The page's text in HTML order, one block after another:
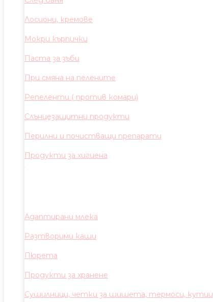
Лосиони, кремове
Мокри кърпички
Паста за зъби
При смяна на пелените
Репеленти ( против комари)
Слънцезащитни продукти
Перилни и почистващи препарати
Продукти за хигиена
Адаптирани млека
Разтворими каши
Пюрета
Продукти за хранене
Сушилници, четки за шишета, термоси, кутии